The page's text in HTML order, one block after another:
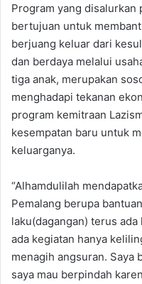
Program yang disalurkan
bertujuan untuk
berjuang keluar dari
dan berdaya melalui
tiga anak, merupakan
menghadapi tekanan
program kemitraan
kesempatan baru untuk
keluarganya.
“Alhamdulilah
Pemalang berupa
laku(dagangan) terus
ada kegiatan hanya
menagih angsuran. Saya
saya mau berpindah